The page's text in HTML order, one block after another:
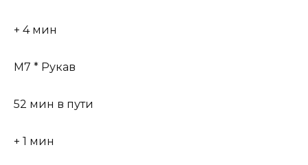
+ 4 мин
М7 * Рукав
52 мин в пути
+ 1 мин